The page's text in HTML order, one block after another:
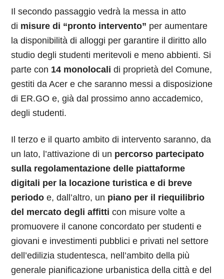
Il secondo passaggio vedrà la messa in atto
di misure di “pronto intervento” per aumentare
la disponibilità di alloggi per garantire il diritto allo
studio degli studenti meritevoli e meno abbienti. Si
parte con 14 monolocali di proprietà del Comune,
gestiti da Acer e che saranno messi a disposizione
di ER.GO e, già dal prossimo anno accademico,
degli studenti.
Il terzo e il quarto ambito di intervento saranno, da
un lato, l’attivazione di un percorso partecipato
sulla regolamentazione delle piattaforme
digitali per la locazione turistica e di breve
periodo e, dall’altro, un piano per il riequilibrio
del mercato degli affitti con misure volte a
promuovere il canone concordato per studenti e
giovani e investimenti pubblici e privati nel settore
dell’edilizia studentesca, nell’ambito della più
generale pianificazione urbanistica della città e del